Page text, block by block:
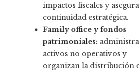
impactos fiscales y
continuidad estratégica.
Family office y fondos
patrimoniales:
activos no operativos y
organizan la distribución